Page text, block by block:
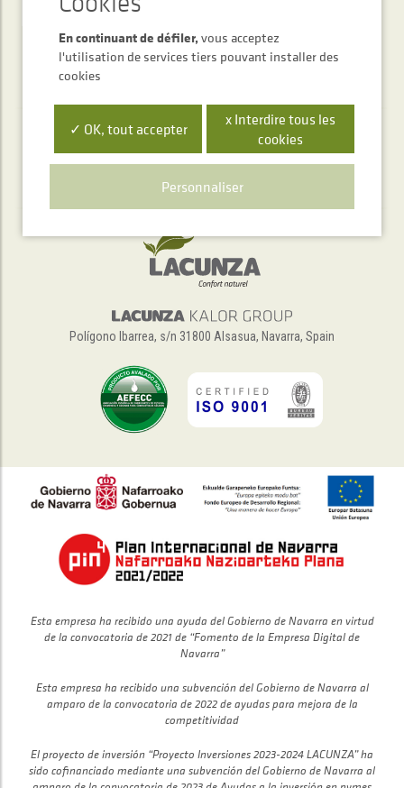
Service d'accueil téléphonique
+34 948 563 511
Polígono Ibarrea, s/n 31800 Alsasua, Navarra, Spain
Esta empresa ha recibido una ayuda del Gobierno de Navarra en virtud
de la convocatoria de 2021 de “Fomento de la Empresa Digital de
Navarra”
Esta empresa ha recibido una subvención del Gobierno de Navarra al
amparo de la convocatoria de 2022 de ayudas para mejora de la
competitividad
El proyecto de inversión “Proyecto Inversiones 2023-2024 LACUNZA” ha
sido cofinanciado mediante una subvención del Gobierno de Navarra al
En continuant de défiler,vous acceptez
l'utilisation de services tiers pouvant installer des
cookies
✓ OK, tout accepter
x Interdire tous les
cookies
Personnaliser